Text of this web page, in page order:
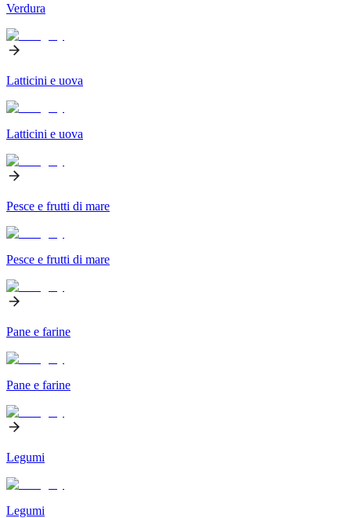
Verdura
Latticini e uova
Latticini e uova
Pesce e frutti di mare
Pesce e frutti di mare
Pane e farine
Pane e farine
Legumi
Legumi